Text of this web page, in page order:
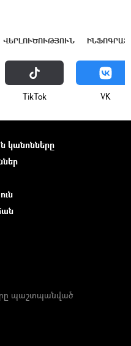
ՎԵՐԼՈՒԾՈՒԹՅՈՒՆ
ТikТоk VK
կանոնները
պաշտպանված